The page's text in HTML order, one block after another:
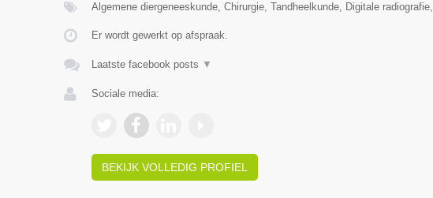
Algemene diergeneeskunde, Chirurgie, Tandheelkunde, Digitale radiografie,
Er wordt gewerkt op afspraak.
Laatste facebook posts ▼
Sociale media:
BEKIJK VOLLEDIG PROFIEL